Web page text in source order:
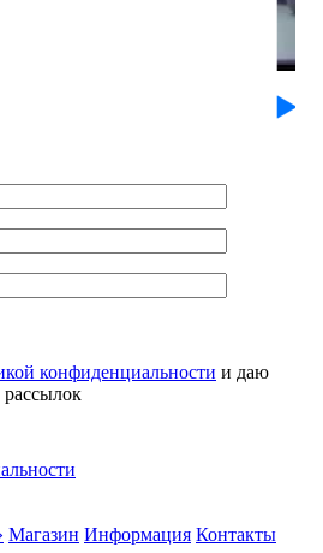
конфиденциальности и даю
рассылок
Магазин Информация Контакты